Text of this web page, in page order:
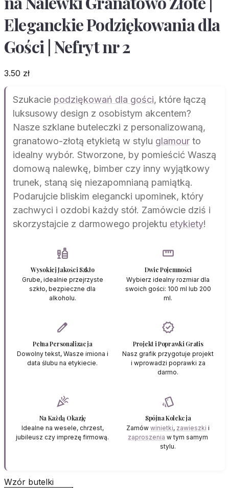
Eleganckie Podziękowania dla
Gości | Nefryt nr 2
3.50 zł
Szukacie podziękowań dla gości, które łączą
luksusowy design z osobistym akcentem?
Nasze szklane buteleczki z personalizowaną,
granatowo-złotą etykietą w stylu glamour to
idealny wybór. Stworzone, by pomieścić Waszą
domową nalewkę, bimber czy inny wyjątkowy
trunek, staną się niezapomnianą pamiątką.
Podarujcie bliskim elegancki upominek, który
zachwyci i ozdobi każdy stół. Zamówcie dziś i
skorzystajcie z darmowego projektu etykiety!
liquor
Wysokiej Jakości Szkło
Grube, idealnie przejrzyste
szkło, bezpieczne dla
alkoholu.
straighten
Dwie Pojemności
Wybierz idealny rozmiar dla
swoich gości: 100 ml lub 200
ml.
edit
Pełna Personalizacja
Dowolny tekst, Wasze imiona i
data ślubu na etykiecie.
verified
Projekt i Poprawki Gratis
Nasz grafik przygotuje projekt
i wprowadzi poprawki za
darmo.
celebration
Na Każdą Okazję
Idealne na wesele, chrzest,
jubileusz czy imprezę firmową.
style
Spójna Kolekcja
Zamówwinietki, zawieszki i
zaproszenia w tym samym
stylu.
Wzór butelki